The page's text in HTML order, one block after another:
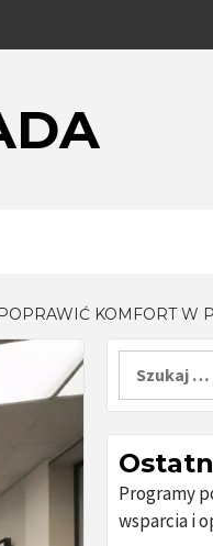
KOMFORT W
Programy
wsparcia i